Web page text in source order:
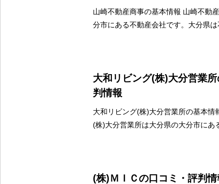
山崎不動産商事の基本情報 山崎不動
分市にある不動産会社です。大分県
大和リビング(株)大分営業
判情報
大和リビング(株)大分営業所の基本情
(株)大分営業所は大分県の大分市にあ
(株)ＭＩＣの口コミ・評判情